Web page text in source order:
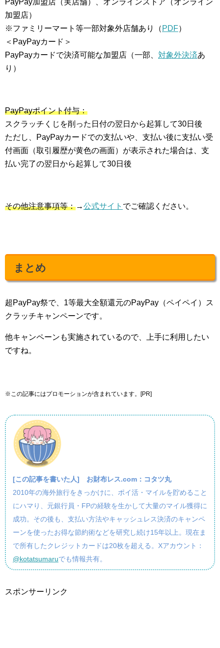
加盟店）
※ファミリーマート等一部対象外店舗あり（ PDF）
＜PayPayカード＞
PayPayカードで決済可能な加盟店（一部、 対象外決済あ
り）
PayPayポイント付与：
スクラッチくじを削った日付の翌日から起算して30日後
ただし、PayPayカードでの支払いや、支払い後に支払い受
付画面（取引履歴が黄色の画面）が表示された場合は、支
払い完了の翌日から起算して30日後
その他注意事項等：→公式サイト でご確認ください。
まとめ
超PayPay祭で、1等最大全額還元のPayPay（ペイペイ）ス
クラッチキャンペーンです。
他キャンペーンも実施されているので、上手に利用したい
ですね。
※この記事にはプロモーションが含まれています。[PR]
[この記事を書いた人] お財布レス.com：コタツ丸
2010年の海外旅行をきっかけに、ポイ活・マイルを貯めること
にハマり、元銀行員・FPの経験を生かして大量のマイル獲得に
成功。その後も、支払い方法やキャッシュレス決済のキャンペ
ーンを使ったお得な節約術などを研究し続け15年以上。現在ま
で所有したクレジットカードは20枚を超える。Xアカウント：
@kotatsumaruでも情報共有。
スポンサーリンク